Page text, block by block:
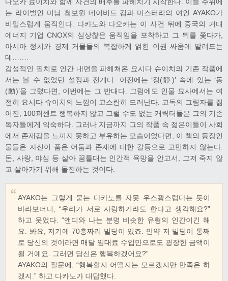
다오카 료이치와 함께 사건의 배후를 파헤치기 시작한다. 이들 주위에
는 라이벌인 미남 첩보원 데이비드 김과 미스터리의 여인 AYAKO가
비밀스럽게 움직인다. 다카노와 다오카는 이 사건 뒤에 중국의 거대
에너지 기업 CNOX의 심상찮은 움직임을 포착하고 그 뒤를 쫓다가,
아시아 정치와 경제 거물들의 복잡하게 얽힌 이권 싸움에 말려드는
데…….
감성적인 필치로 인간 내면을 파헤쳐온 요시다 슈이치의 기존 작품에
서는 볼 수 없었던 설정과 전개다. 이전에는 ‘정(靜)’ 속에 있는 ‘동
(動)’을 그렸다면, 이번에는 그 반대다. 그럼에도 인물 묘사에서는 여
전히 요시다 슈이치의 느낌이 고스란히 드러난다. 고독의 그림자를 짊
어진, 100퍼센트 행복하지 않고 그럴 수도 없는 캐릭터들은 그의 기존
독자들에게 익숙하다. 그러나 지금까지 그의 작품 속 젊은이들이 사회
에서 존재감을 느끼지 못하고 부유하는 모습이었다면, 이 책의 등장인
물들은 자신이 품은 어둠과 존재에 대한 갈등으로 고민하지 않는다.
돈, 사랑, 야심 등 살아 꿈틀대는 인간적 욕망을 안고서, 그저 죽지 않
고 살아가기 위해 돌진하는 것이다.
AYAKO는 그렇게 묻는 다카노를 자못 우스꽝스럽다는 듯이
바라보더니, “우리가 서로 사랑하기라도 한다고 생각해요?”
하고 웃었다. “앤디와 나는 분명 비슷한 유형의 인간이긴 해
요. 봐요, 저기에 70층짜리 빌딩이 있죠. 만약 저 빌딩이 통째
로 당신의 것이라면 매달 임대료 수입만으로도 굉장한 금액이
될 거예요. 그러면 당신은 행복하겠어요?”
AYAKO의 질문에, “행복할지 어떨지는 모르겠지만 만족은 하
겠지.” 하고 다카노가 대답했다.